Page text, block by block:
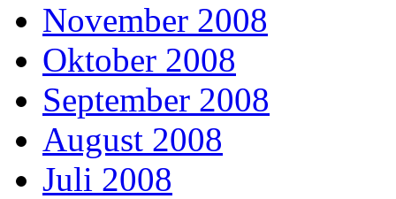
November 2008
Oktober 2008
September 2008
August 2008
Juli 2008